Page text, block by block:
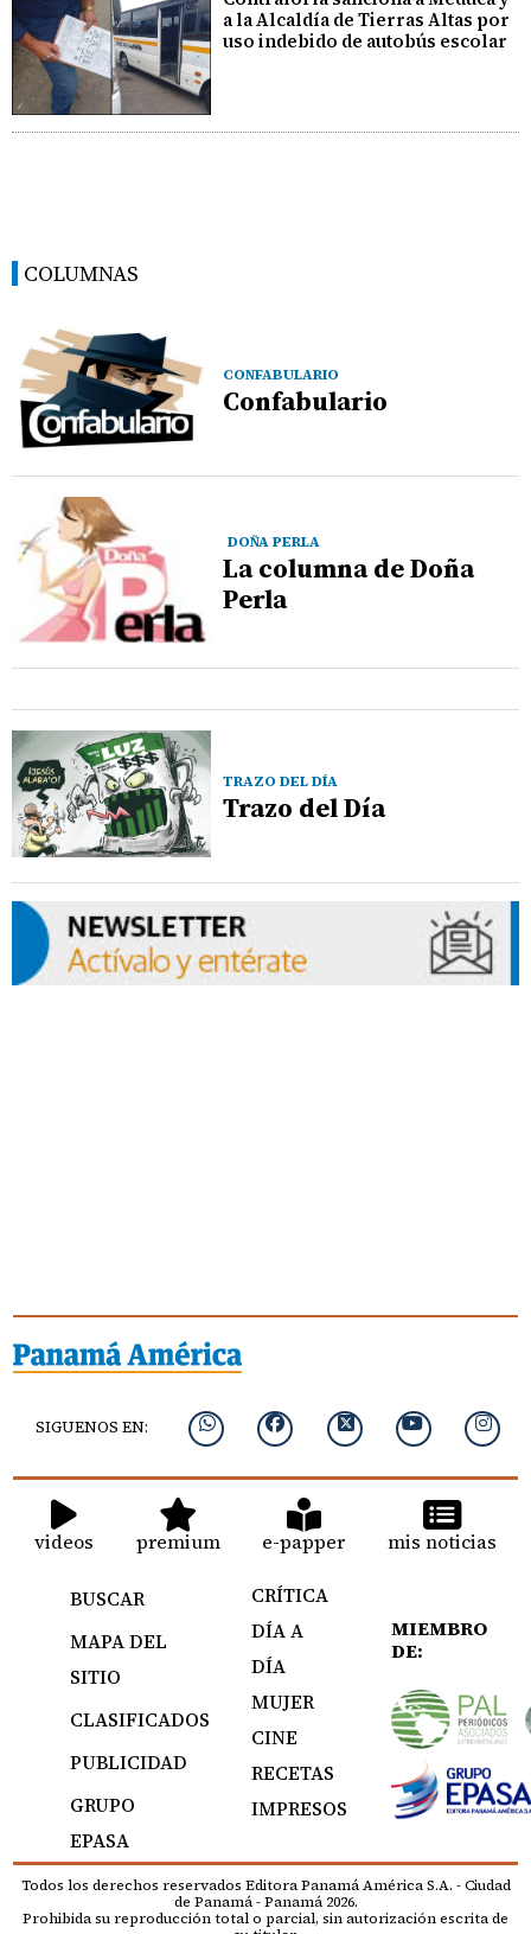
a la Alcaldía de Tierras Altas por
uso indebido de autobús escolar
COLUMNAS
CONFABULARIO
Confabulario
DOÑA PERLA
La columna de Doña
Perla
TRAZO DEL DÍA
Trazo del Día
SIGUENOS EN:
videos premium e-papper mis noticias
BUSCAR
MAPA DEL
SITIO
CLASIFICADOS
PUBLICIDAD
GRUPO
EPASA
CRÍTICA
DÍA A
DÍA
MUJER
CINE
RECETAS
IMPRESOS
MIEMBRO
DE:
Todos los derechos reservados Editora Panamá América S.A. - Ciudad
de Panamá - Panamá 2026.
Prohibida su reproducción total o parcial, sin autorización escrita de